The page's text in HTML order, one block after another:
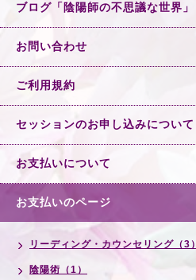
ブログ「陰陽師の不思議な世界」
お問い合わせ
ご利用規約
セッションのお申し込みについて
お支払いについて
お支払いのページ
リーディング・カウンセリング（3）
陰陽術（1）